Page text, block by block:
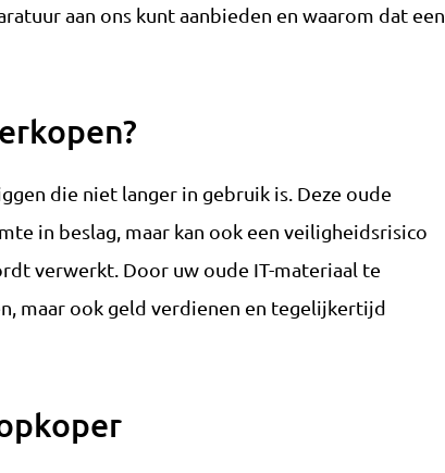
aan ons kunt aanbieden en waarom dat een
die niet langer in gebruik is. Deze oude
in beslag, maar kan ook een veiligheidsrisico
verwerkt. Door uw oude IT-materiaal te
maar ook geld verdienen en tegelijkertijd